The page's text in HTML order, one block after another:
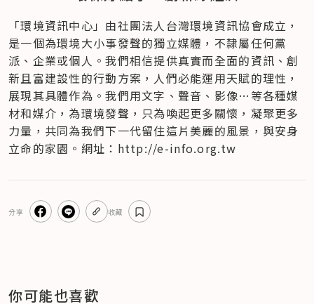
「環境資訊中心」由社團法人台灣環境資訊協會成立​，
是一個為環境大小事發聲的獨立媒體，不隸屬任何黨
派、企業或個人​。我們相信提供真實而全面的資訊、創
新且富建設性的行動方案，人們必能運用天賦的理性，
展現其具體作為。我們用文字、聲音、影像…等各種媒
材和媒介，為環境發聲，只為喚起更多關懷，凝聚更多
力量，共同為我們下一代留住這片美麗的風景，與安身
立命的家園。網址：http://e-info.org.tw
分享 收藏
你可能也喜歡